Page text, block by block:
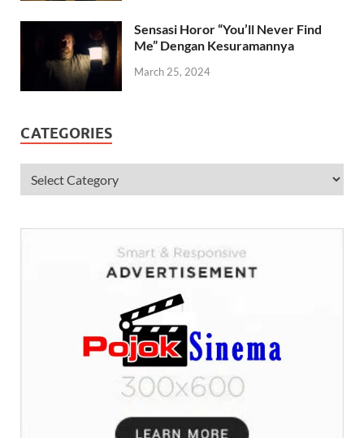
Sensasi Horor “You’ll Never Find
Me” Dengan Kesuramannya
March 25, 2024
CATEGORIES